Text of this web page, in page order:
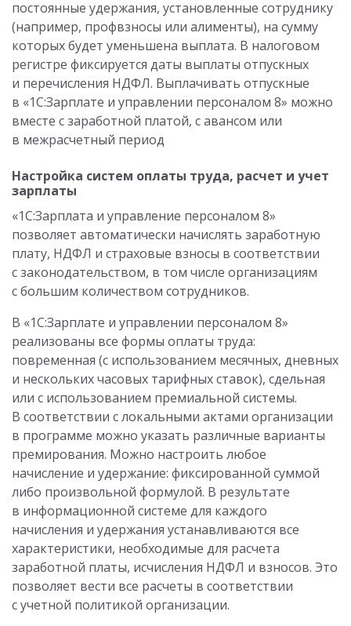
постоянные удержания, установленные сотруднику
(например, профвзносы или алименты), на сумму
которых будет уменьшена выплата. В налоговом
регистре фиксируется даты выплаты отпускных
и перечисления НДФЛ. Выплачивать отпускные
в «1С:Зарплате и управлении персоналом 8» можно
вместе с заработной платой, с авансом или
в межрасчетный период
Настройка систем оплаты труда, расчет и учет
зарплаты
«1С:Зарплата и управление персоналом 8»
позволяет автоматически начислять заработную
плату, НДФЛ и страховые взносы в соответствии
с законодательством, в том числе организациям
с большим количеством сотрудников.
В «1С:Зарплате и управлении персоналом 8»
реализованы все формы оплаты труда:
повременная (с использованием месячных, дневных
и нескольких часовых тарифных ставок), сдельная
или с использованием премиальной системы.
В соответствии с локальными актами организации
в программе можно указать различные варианты
премирования. Можно настроить любое
начисление и удержание: фиксированной суммой
либо произвольной формулой. В результате
в информационной системе для каждого
начисления и удержания устанавливаются все
характеристики, необходимые для расчета
заработной платы, исчисления НДФЛ и взносов. Это
позволяет вести все расчеты в соответствии
с учетной политикой организации.